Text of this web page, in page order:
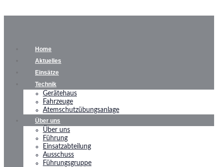
Home
Aktuelles
Einsätze
Technik
Gerätehaus
Fahrzeuge
Atemschutzübungsanlage
Über uns
Über uns
Führung
Einsatzabteilung
Ausschuss
Führungsgruppe